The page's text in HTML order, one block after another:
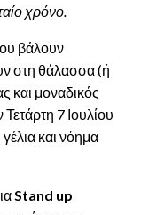
χρόνο.
βάλουν
στη θάλασσα (ή
και μοναδικός
Τετάρτη 7 Ιουλίου
και νόημα
Stand up